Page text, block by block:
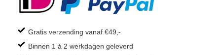
Gratis verzending vanaf €49,-
Binnen 1 á 2 werkdagen geleverd